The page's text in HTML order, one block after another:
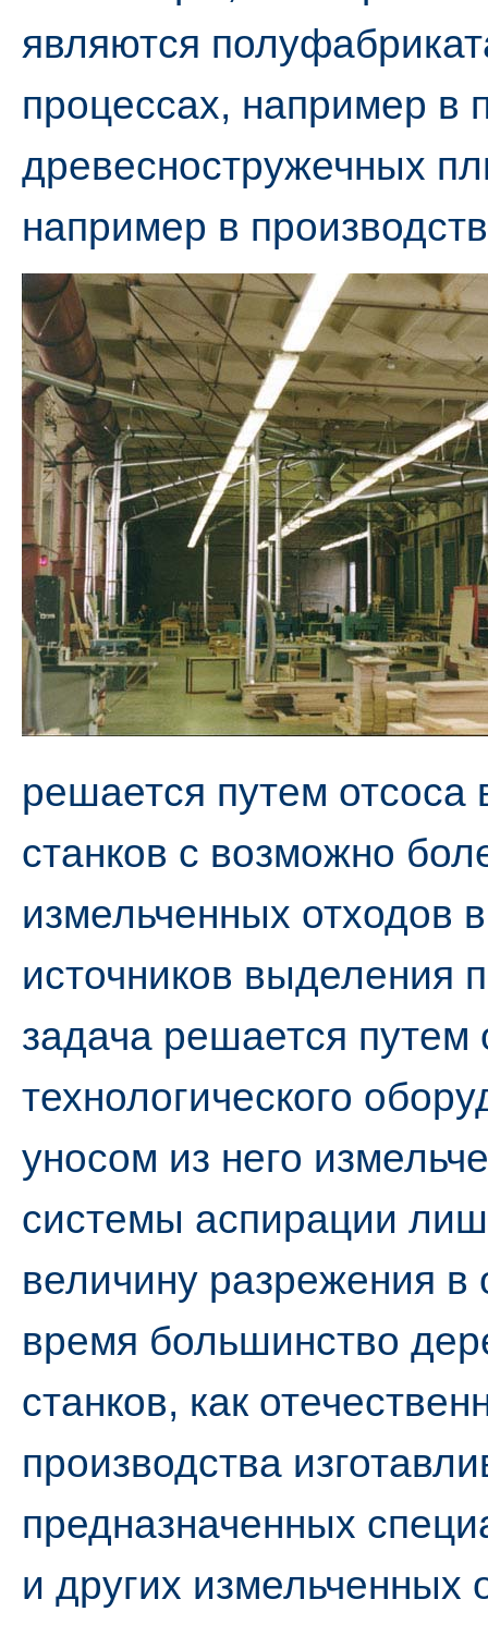
являются
процессах, например в
древесностружечных
например в
решается путем отсоса
станков с возможно
измельченных отходов
источников выделения
задача решается путем
технологического
уносом из него
системы аспирации
величину разрежения
время большинство
станков, как
производства
предназначенных
и других измельченных